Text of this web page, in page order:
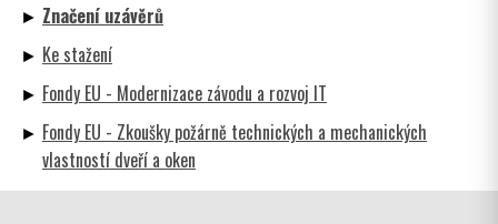
Značení uzávěrů
Ke stažení
Fondy EU - Modernizace závodu a rozvoj IT
Fondy EU - Zkoušky požárně technických a mechanických
vlastností dveří a oken